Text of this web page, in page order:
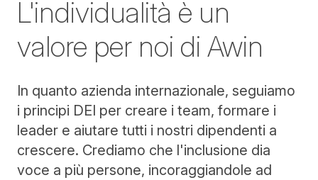
L'individualità è un
valore per noi di Awin
In quanto azienda internazionale, seguiamo
i principi DEI per creare i team, formare i
leader e aiutare tutti i nostri dipendenti a
crescere. Crediamo che l'inclusione dia
voce a più persone, incoraggiandole ad